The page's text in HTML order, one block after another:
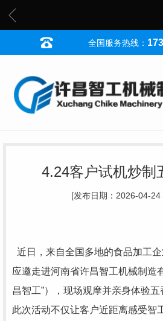
全国服务热线：
4.24客户试机炒制
[发布日期：2026-04-24
近日，来自全国多地的食品加工
应邀走进河南省许昌智工机械制造
昌智工”），现场观摩并亲身体验五
此次活动不仅让客户近距离感受智